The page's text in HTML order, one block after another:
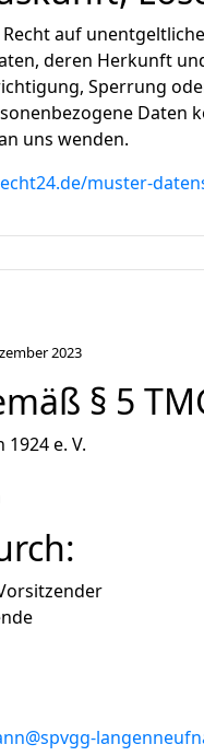
auf
deren Herkunft
Sperrung
Daten
uns wenden.
muster-
2023
§ 5
e. V.